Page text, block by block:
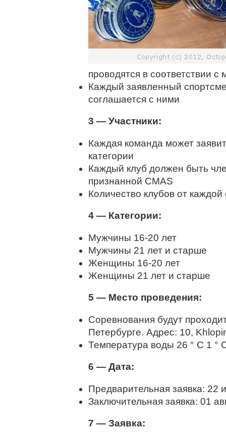
проводятся в соответствии
Каждый заявленный
соглашается с ними
3 — Участники:
Каждая команда может
категории
Каждый клуб должен быть
признанной CMAS
Количество клубов от
4 — Категории:
Мужчины 16-20 лет
Мужчины 21 лет и старше
Женщины 16-20 лет
Женщины 21 лет и старше
5 — Место проведения:
Соревнования будут
Петербурге. Адрес: 10,
Температура воды 26 ° C 1 °
6 — Дата:
Предварительная заявка: 22
Заключительная заявка: 01
7 — Заявка: